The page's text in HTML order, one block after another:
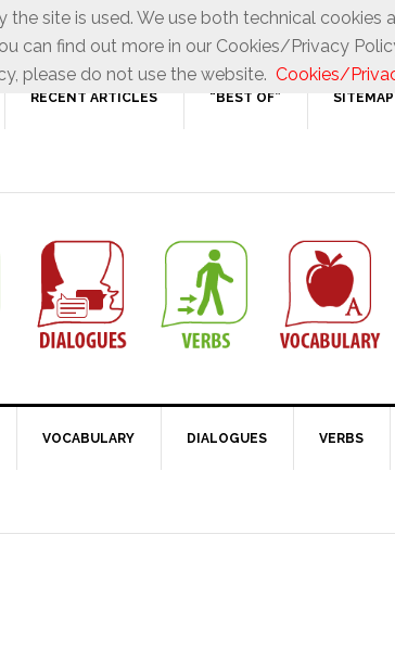
RECENT ARTICLES “BEST OF” SITEMAP
VOCABULARY DIALOGUES VERBS
site is used. We use both technical cookies
can find out more in our Cookies/Privacy
please do not use the website. Cookies/